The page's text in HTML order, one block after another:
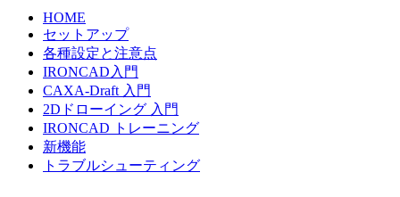
HOME
セットアップ
各種設定と注意点
IRONCAD入門
CAXA-Draft 入門
2Dドローイング 入門
IRONCAD トレーニング
新機能
トラブルシューティング